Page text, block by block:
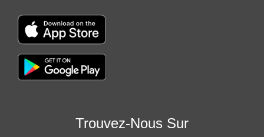
Trouvez-Nous Sur